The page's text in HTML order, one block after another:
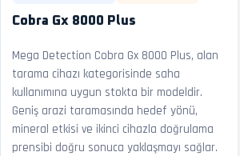
Cobra Gx 8000 Plus
Mega Detection Cobra Gx 8000 Plus, alan
tarama cihazı kategorisinde saha
kullanımına uygun stokta bir modeldir.
Geniş arazi taramasında hedef yönü,
mineral etkisi ve ikinci cihazla doğrulama
prensibi doğru sonuca yaklaşmayı sağlar.